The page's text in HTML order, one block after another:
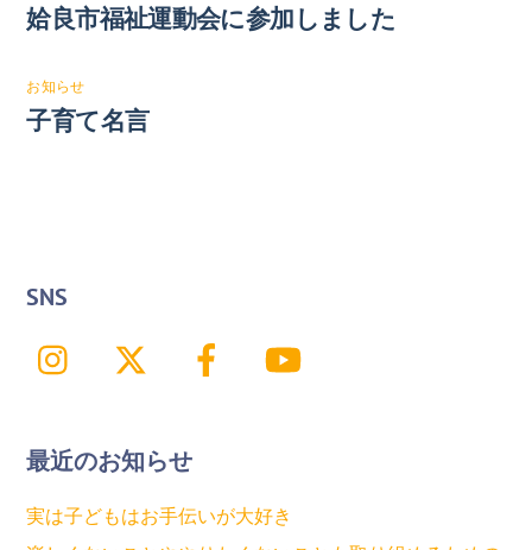
姶良市福祉運動会に参加しました
お知らせ
子育て名言
SNS
Instagram Facebook
最近のお知らせ
実は子どもはお手伝いが大好き